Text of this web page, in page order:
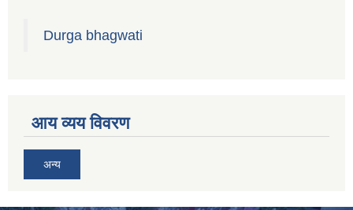
Durga bhagwati
आय व्यय विवरण
अन्य